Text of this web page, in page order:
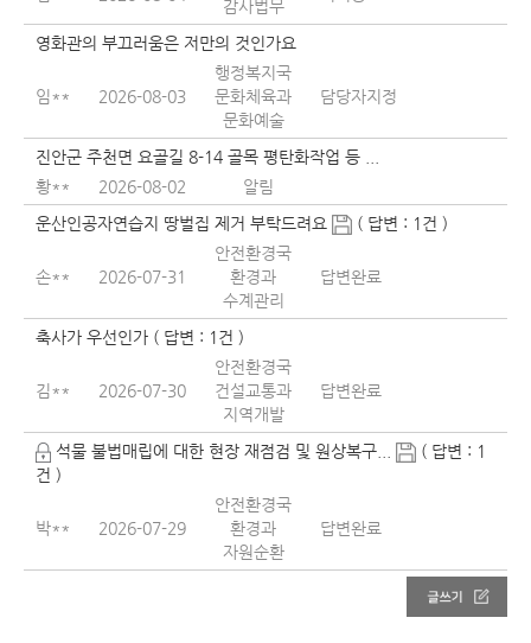
감사법무
영화관의 부끄러움은 저만의 것인가요
임** 2026-08-03
행정복지국
문화체육과
문화예술
담당자지정
진안군 주천면 요골길 8-14 골목 평탄화작업 등 ...
황**
2026-08-02
알림
운산인공자연습지 땅벌집 제거 부탁드려요
( 답변 : 1건 )
손** 2026-07-31
안전환경국
환경과
수계관리
답변완료
축사가 우선인가 ( 답변 : 1건 )
김** 2026-07-30
안전환경국
건설교통과
지역개발
답변완료
석물 불법매립에 대한 현장 재점검 및 원상복구...
( 답변 : 1
건 )
박** 2026-07-29
안전환경국
환경과
자원순환
답변완료